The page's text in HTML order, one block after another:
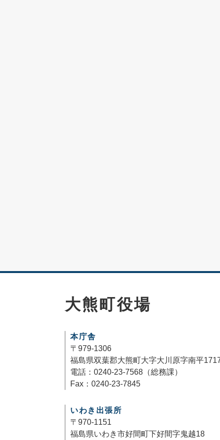
大熊町役場
本庁舎
〒979-1306
福島県双葉郡大熊町大字大川原字南平
電話：0240-23-7568（総務課）
Fax：0240-23-7845
いわき出張所
〒970-1151
福島県いわき市好間町下好間字鬼越18